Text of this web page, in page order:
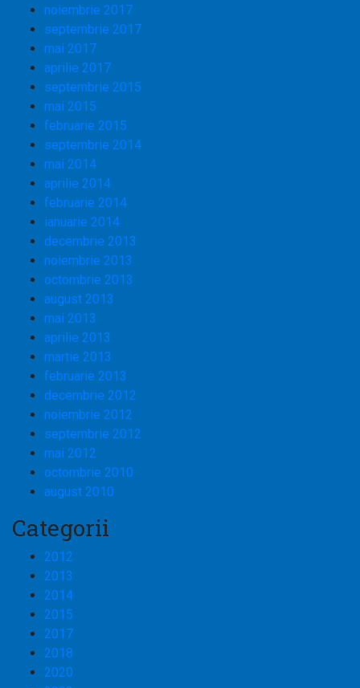
noiembrie 2017
septembrie 2017
mai 2017
aprilie 2017
septembrie 2015
mai 2015
februarie 2015
septembrie 2014
mai 2014
aprilie 2014
februarie 2014
ianuarie 2014
decembrie 2013
noiembrie 2013
octombrie 2013
august 2013
mai 2013
aprilie 2013
martie 2013
februarie 2013
decembrie 2012
noiembrie 2012
septembrie 2012
mai 2012
octombrie 2010
august 2010
Categorii
2012
2013
2014
2015
2017
2018
2020